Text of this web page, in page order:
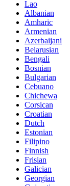
Lao
Albanian
Amharic
Armenian
Azerbaijani
Belarusian
Bengali
Bosnian
Bulgarian
Cebuano
Chichewa
Corsican
Croatian
Dutch
Estonian
Filipino
Finnish
Frisian
Galician
Georgian